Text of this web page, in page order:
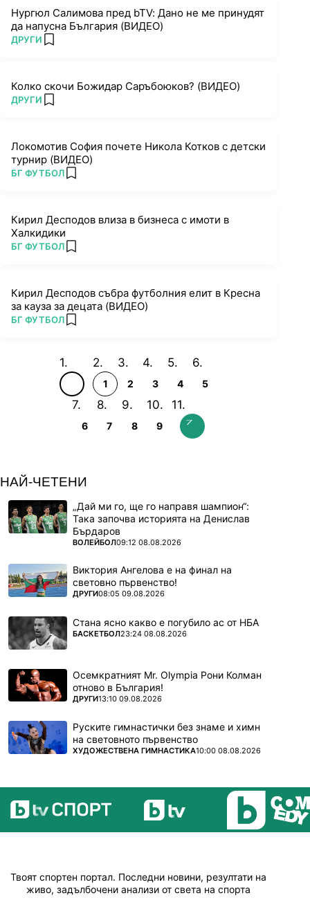
Нургюл Салимова пред bTV: Дано не ме принудят
да напусна България (ВИДЕО)
ПОВЕЧЕ ОТ
ДРУГИ add favorites
Колко скочи Божидар Саръбоюков? (ВИДЕО)
ПОВЕЧЕ ОТ
ДРУГИ add favorites
Локомотив София почете Никола Котков с детски
турнир (ВИДЕО)
ПОВЕЧЕ ОТ
БГ ФУТБОЛ add favorites
Кирил Десподов влиза в бизнеса с имоти в
Халкидики
ПОВЕЧЕ ОТ
БГ ФУТБОЛ add favorites
Кирил Десподов събра футболния елит в Кресна
за кауза за децата (ВИДЕО)
ПОВЕЧЕ ОТ
БГ ФУТБОЛ add favorites
1 2 3 4 5
6 7 8 9
НАЙ-ЧЕТЕНИ
„Дай ми го, ще го направя шампион“:
Така започва историята на Денислав
Бърдаров
ПОВЕЧЕ ОТ
ВОЛЕЙБОЛ09:12 08.08.2026
Виктория Ангелова е на финал на
световно първенство!
ПОВЕЧЕ ОТ
ДРУГИ08:05 09.08.2026
Стана ясно какво е погубило ас от НБА
ПОВЕЧЕ ОТ
БАСКЕТБОЛ23:24 08.08.2026
Осемкратният Mr. Olympia Рони Колман
отново в България!
ПОВЕЧЕ ОТ
ДРУГИ13:10 09.08.2026
Руските гимнастички без знаме и химн
на световното първенство
ПОВЕЧЕ ОТ
ХУДОЖЕСТВЕНА ГИМНАСТИКА10:00 08.08.2026
Твоят спортен портал. Последни новини, резултати на
живо, задълбочени анализи от света на спорта